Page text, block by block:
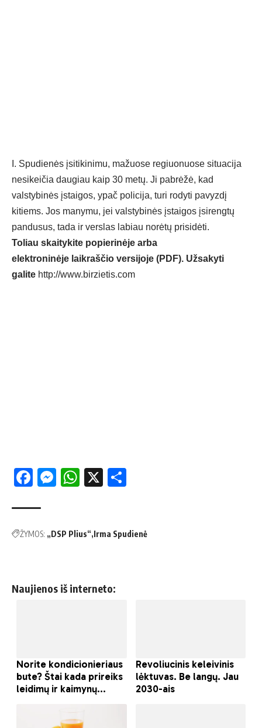
I. Spudienės įsitikinimu, mažuose regiuonuose situacija
nesikeičia daugiau kaip 30 metų. Ji pabrėžė, kad
valstybinės įstaigos, ypač policija, turi rodyti pavyzdį
kitiems. Jos manymu, jei valstybinės įstaigos įsirengtų
pandusus, tada ir verslas labiau norėtų prisidėti.
Toliau skaitykite popierinėje arba
elektroninėje laikraščio versijoje (PDF). Užsakyti
galite http://www.birzietis.com
Facebook
Messenger
WhatsApp
X
ŽYMOS: „DSP Plius“ Irma Spudienė
Naujienos iš interneto: